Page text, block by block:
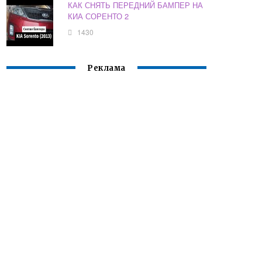
КАК СНЯТЬ ПЕРЕДНИЙ БАМПЕР НА
КИА СОРЕНТО 2
1430
Реклама